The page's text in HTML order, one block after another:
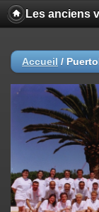
Les anciens
Accueil /